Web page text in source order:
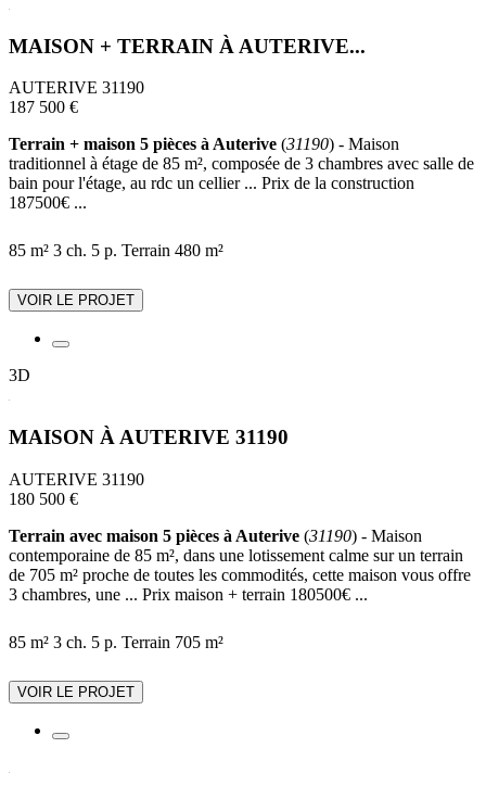
MAISON + TERRAIN À AUTERIVE...
AUTERIVE 31190
187 500 €
Terrain + maison 5 pièces à Auterive (31190) - Maison
traditionnel à étage de 85 m², composée de 3 chambres avec salle de
bain pour l'étage, au rdc un cellier ... Prix de la construction
187500€ ...
85 m² 3 ch. 5 p. Terrain 480 m²
VOIR LE PROJET
3D
MAISON À AUTERIVE 31190
AUTERIVE 31190
180 500 €
Terrain avec maison 5 pièces à Auterive (31190) - Maison
contemporaine de 85 m², dans une lotissement calme sur un terrain
de 705 m² proche de toutes les commodités, cette maison vous offre
3 chambres, une ... Prix maison + terrain 180500€ ...
85 m² 3 ch. 5 p. Terrain 705 m²
VOIR LE PROJET